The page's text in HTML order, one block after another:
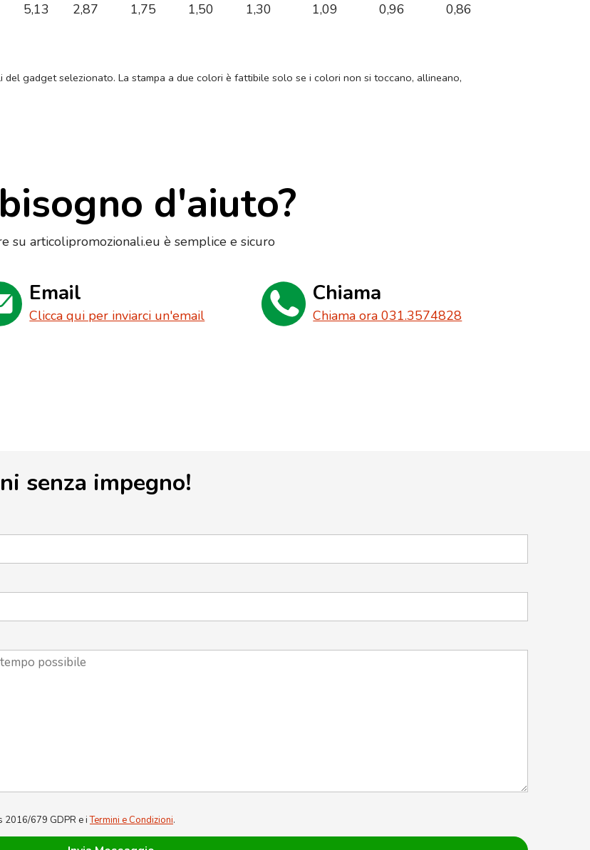
5,13 2,87 1,75 1,50 1,30 1,09 0,96 0,86
gadget selezionato. La stampa a due colori è fattibile solo se i colori non si toccano, allineano,
d'aiuto?
su articolipromozionali.eu è semplice e sicuro
Email
Clicca qui per inviarci un'email
Chiama
Chiama ora 031.3574828
senza impegno!
2016/679 GDPR e iTermini e Condizioni.